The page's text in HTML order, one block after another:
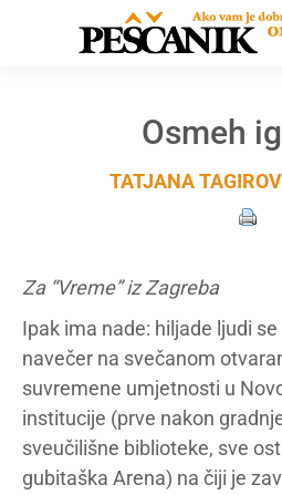
Osmeh
TATJANA TAGIROV
Za “Vreme” iz Zagreba
Ipak ima nade: hiljade ljudi
navečer na svečanom
suvremene umjetnosti u
institucije (prve nakon
sveučilišne biblioteke, sve
gubitaška Arena) na čiji je